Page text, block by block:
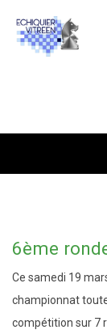
contenu
6ème
Ce samedi 19
championnat
compétition sur 7